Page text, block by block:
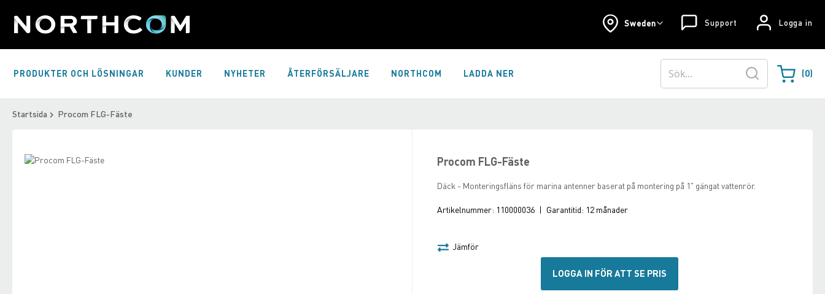
Logga in
Support
Skip
Sweden
PRODUKTER OCH LÖSNINGAR KUNDER NYHETER ÅTERFÖRSÄLJARE NORTHCOM LADDA NER Varukorgen
0
Sök
Startsida Procom FLG-Fäste
Procom FLG-Fäste
Däck - Monteringsfläns för marina antenner baserat på montering på 1" gängat vattenrör.
Artikelnummer: 110000036 | Garantitid: 12 månader
Jämför
LOGGA IN FÖR ATT SE PRIS
Skip